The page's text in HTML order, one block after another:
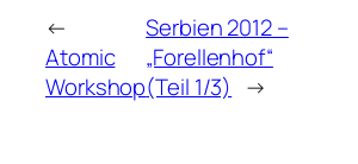
←
Atomic
Workshop
Serbien 2012 –
„Forellenhof“
(Teil 1/3) →